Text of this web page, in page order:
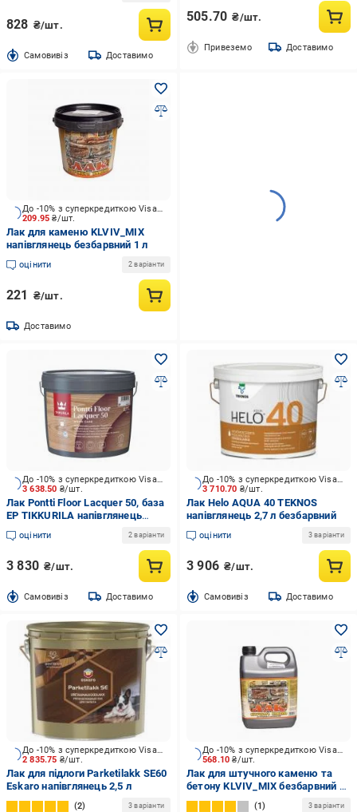
828 ₴/шт.
Cамовивіз Доставимо
505.70 ₴/шт.
Привеземо Доставимо
209.95₴/шт.
До -10% з суперкредиткою Visa Вигода
Лак для каменю KLVIV_MIX
напівглянець безбарвний 1 л
оцінити 2 варіанти
221 ₴/шт.
Доставимо
3 638.50 ₴/шт.
До -10% з суперкредиткою Visa Вигода
Лак Pontti Floor Lacquer 50, база
EP TIKKURILA напівглянець
безбарвний 2,7 л 2,937 кг
оцінити 2 варіанти
3 830 ₴/шт.
Cамовивіз Доставимо
3 710.70 ₴/шт.
До -10% з суперкредиткою Visa Вигода
Лак Helo AQUA 40 TEKNOS
напівглянець 2,7 л безбарвний
оцінити 3 варіанти
3 906 ₴/шт.
Cамовивіз Доставимо
2 835.75 ₴/шт.
До -10% з суперкредиткою Visa Вигода
Лак для підлоги Parketilakk SE60
Eskaro напівглянець 2,5 л
2 3 варіанти
568.10₴/шт.
До -10% з суперкредиткою Visa Вигода
Лак для штучного каменю та
бетону KLVIV_MIX безбарвний 3
л
1 3 варіанти